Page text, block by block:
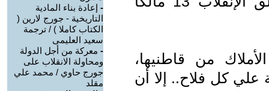
من قاطنيها،
علي كل فلاح.. إلا أن
- إعادة بناء المادية
التاريخية - جورج لارين (
الكتاب كاملا ) / ترجمة
سعيد العليمى
- معركة من أجل الدولة
ومحاولة الانقلاب على
جورج حاوي / محمد علي
مقلد